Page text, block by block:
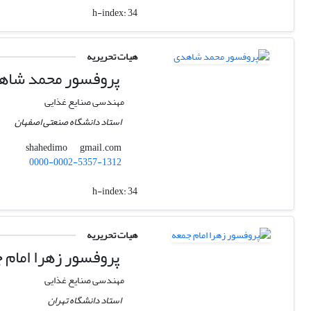
h-index:34
هیات تحریریه
پروفسور محمد
مهندسی صنایع غذایی
استاد دانشگاه صنعتی اصفهان
shahedimo
gmail.com
0000-0002-5357-1312
h-index:34
هیات تحریریه
پروفسور زهرا
مهندسی صنایع غذایی
استاد دانشگاه تهران